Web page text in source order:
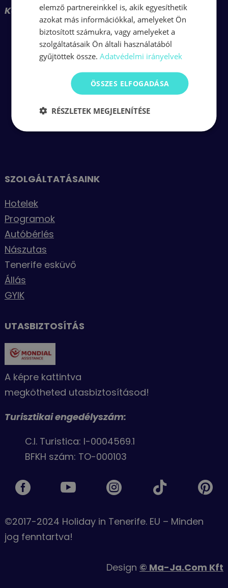
Kanári idő szerint:
H.-P.: 9:00-17:00
SZOLGÁLTATÁSAINK
Hotelek
Programok
Autóbérlés
Nászutas
Tenerife esküvő
Állás
GYIK
UTASBIZTOSÍTÁS
A képre kattintva
megkötheted utasbiztosításod!
Turisztikai engedélyszám:
C.I. Turistica: I-0004569.1
BFKH szám: TO-000103
    
©2017-2024 Holiday in Tenerife. EU – Minden
jog fenntartva!
Design © Ma-Ja.Com Kft
elemző partnereinkkel is, akik egyesíthetik
azokat más információkkal, amelyeket Ön
biztosított számukra, vagy amelyeket a
szolgáltatásaik Ön általi használatából
gyűjtöttek össze.Adatvédelmi irányelvek
ÖSSZES ELFOGADÁSA
RÉSZLETEK MEGJELENÍTÉSE